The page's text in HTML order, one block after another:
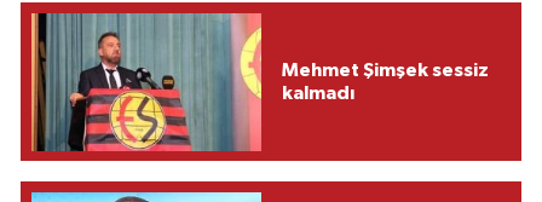
Mehmet Şimşek sessiz
kalmadı